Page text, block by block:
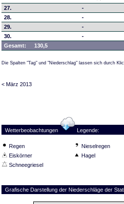
27. -
28.
-
29.
-
30.
-
Gesamt:
130,5
Die Spalten "Tag" und "Niederschlag" lassen sich durch
< März 2013
Wetterbeobachtungen Legende:
Regen Nieselregen
Eiskörner
Hagel
Schneegriesel
Grafische Darstellung der Niederschläge der